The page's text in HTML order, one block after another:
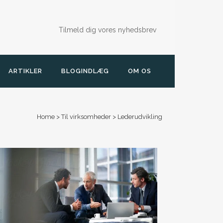
Tilmeld dig vores nyhedsbrev
ARTIKLER BLOGINDLÆG OM OS
Home >Til virksomheder > Lederudvikling